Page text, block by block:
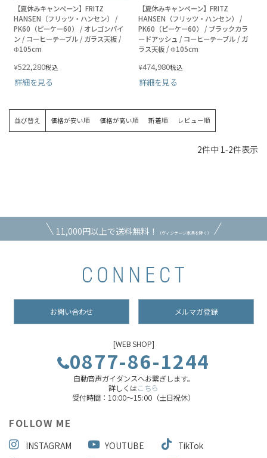
【夏休みキャンペーン】FRITZ
HANSEN（フリッツ・ハンセン） /
PK60（ピーケー60） / オレゴンパイ
ン / コーヒーテーブル / ガラス天板 /
Φ105cm
¥522,280税込
詳細を見る
【夏休みキャンペーン】FRITZ
HANSEN（フリッツ・ハンセン） /
PK60（ピーケー60） / ブラックカラ
ードアッシュ / コーヒーテーブル / ガ
ラス天板 / Φ105cm
¥474,980税込
詳細を見る
並び替え 価格が安い順 価格が高い順 新着順 レビュー順
2件中 1-2件表示
11,000円以上で送料無料！ （ヴィンテージ家具を除く）
お問い合わせ メルマガ登録
[WEB SHOP]
0877-86-1244
自動音声ガイダンスへお繋ぎします。
詳しくはこちら
受付時間：10:00～15:00（土日祝休）
FOLLOW ME
INSTAGRAM YOUTUBE
TikTok